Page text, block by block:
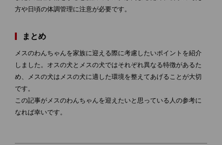
方や日頃の体調管理に注意が必要です。
まとめ
メスのわんちゃんを家族に迎える際に考慮したいポイントを紹介
しました。オスの犬とメスの犬ではそれぞれ異なる特徴があるた
め、メスの犬はメスの犬に適した環境を整えてあげることが大切
です。
この記事がメスのわんちゃんを迎えたいと思っている人の参考に
なれば幸いです。